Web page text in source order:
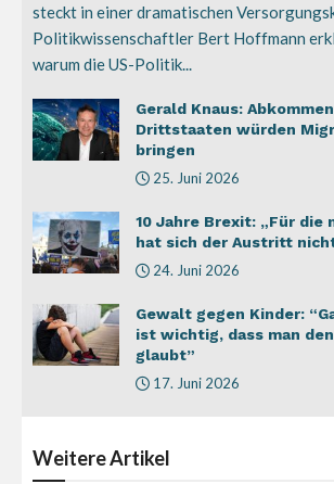
steckt in einer dramatischen
Politikwissenschaftler Bert Hoffmann
warum die US-Politik...
Gerald Knaus:
Drittstaaten würden
bringen
25. Juni 2026
10 Jahre Brexit: „Für die
hat sich der Austritt
24. Juni 2026
Gewalt gegen Kinder:
ist wichtig, dass man
glaubt”
17. Juni 2026
WeitereArtikel